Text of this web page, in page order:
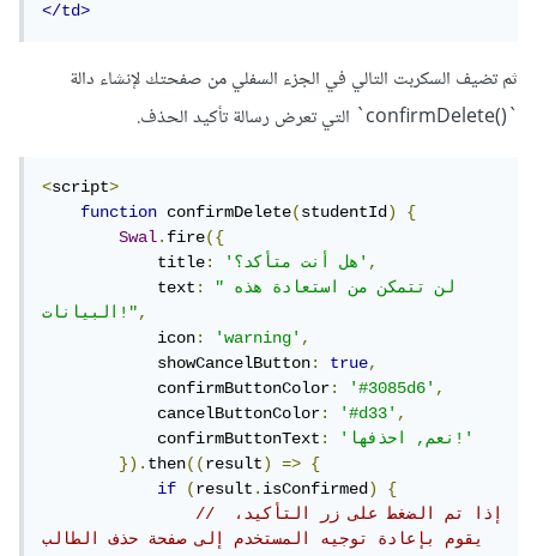
</td>
ثم تضيف السكربت التالي في الجزء السفلي من صفحتك لإنشاء دالة
`()confirmDelete` التي تعرض رسالة تأكيد الحذف.
<script>
function confirmDelete(studentId)
{
Swal.fire({
title: 'هل أنت متأكد؟',
text:
"لن تتمكن من استعادة هذه
البيانات!",
icon: 'warning',
showCancelButton: true,
confirmButtonColor: '#3085d6',
cancelButtonColor: '#d33',
confirmButtonText:
'نعم, احذفها!'
}).then((result) =>
{
if
(result.isConfirmed)
{
// إذا تم الضغط على زر التأكيد،
يقوم بإعادة توجيه المستخدم إلى صفحة حذف الطالب